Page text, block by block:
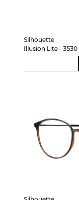
Silhouette
Illusion Lite - 3530